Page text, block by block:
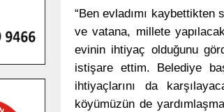
“Ben evladımı kaybettikten
ve vatana, millete
evinin ihtiyaç olduğunu
istişare ettim. Belediye
ihtiyaçlarını da
köyümüzün de